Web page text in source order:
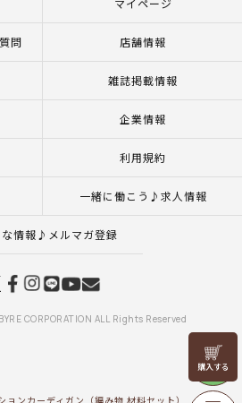
リリヤン
フェア
マイページ
問 店舗情報
雑誌掲載情報
企業情報
利用規約
一緒に働こう♪求人情報
な情報♪メルマガ登録
CORPORATION ALL Rights Reserved
ョンカーディガン（編み物 材料セット）